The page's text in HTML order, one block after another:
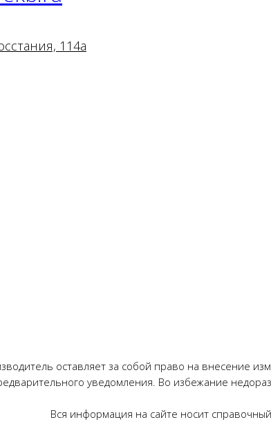
114а
оставляет за собой право на внесение
уведомления. Во избежание
Вся информация на сайте носит